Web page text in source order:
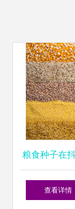
粮食种子在
店报白上架
查看详情